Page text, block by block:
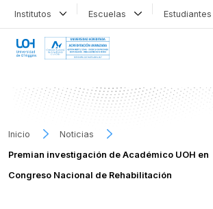
Institutos Escuelas Estudiantes
Inicio
Noticias
Premian investigación de Académico UOH en
Congreso Nacional de Rehabilitación